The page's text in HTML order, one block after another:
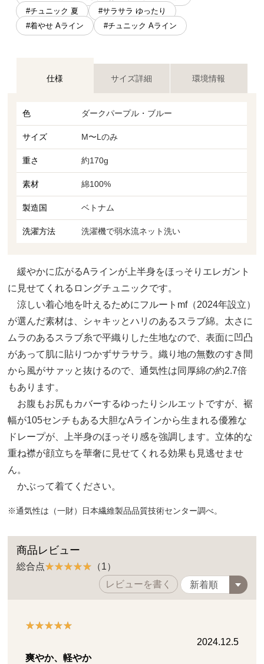
#チュニック 夏
#サラサラ ゆったり
#着やせ Aライン
#チュニック Aライン
仕様 サイズ詳細 環境情報
色 ダークパープル・ブルー
サイズ M〜Lのみ
重さ 約170g
素材 綿100%
製造国 ベトナム
洗濯方法 洗濯機で弱水流ネット洗い
緩やかに広がるAラインが上半身をほっそりエレガント
に見せてくれるロングチュニックです。
涼しい着心地を叶えるためにフルートmf（2024年設立）
が選んだ素材は、シャキッとハリのあるスラブ綿。太さに
ムラのあるスラブ糸で平織りした生地なので、表面に凹凸
があって肌に貼りつかずサラサラ。織り地の無数のすき間
から風がサァッと抜けるので、通気性は同厚綿の約2.7倍
もあります。
お腹もお尻もカバーするゆったりシルエットですが、裾
幅が105センチもある大胆なAラインから生まれる優雅な
ドレープが、上半身のほっそり感を強調します。立体的な
重ね襟が顔立ちを華奢に見せてくれる効果も見逃せませ
ん。
かぶって着てください。
※通気性は（一財）日本繊維製品品質技術センター調べ。
商品レビュー
総合点
（1）
レビューを書く
2024.12.5
爽やか、軽やか